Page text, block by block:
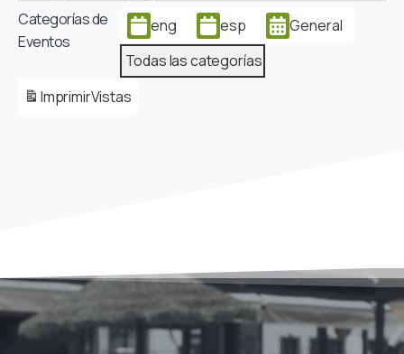
Categorías de
Eventos
eng esp
General
Todas las categorías
ImprimirVistas